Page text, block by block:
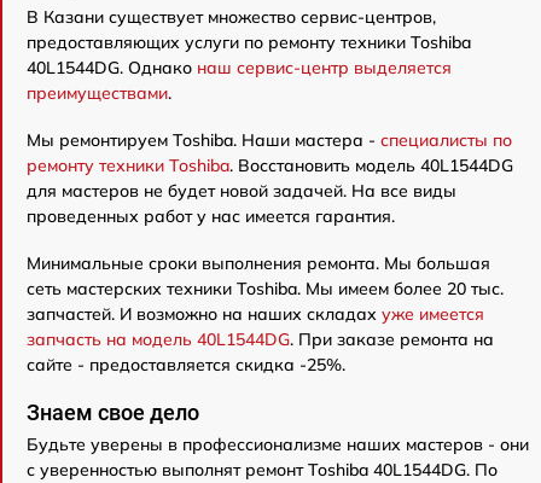
В Казани существует множество сервис-центров,
предоставляющих услуги по ремонту техники Toshiba
40L1544DG. Однако наш сервис-центр выделяется
преимуществами.
Мы ремонтируем Toshiba. Наши мастера - специалисты по
ремонту техники Toshiba. Восстановить модель 40L1544DG
для мастеров не будет новой задачей. На все виды
проведенных работ у нас имеется гарантия.
Минимальные сроки выполнения ремонта. Мы большая
сеть мастерских техники Toshiba. Мы имеем более 20 тыс.
запчастей. И возможно на наших складах уже имеется
запчасть на модель 40L1544DG. При заказе ремонта на
сайте - предоставляется скидка -25%.
Знаем свое дело
Будьте уверены в профессионализме наших мастеров - они
с уверенностью выполнят ремонт Toshiba 40L1544DG. По